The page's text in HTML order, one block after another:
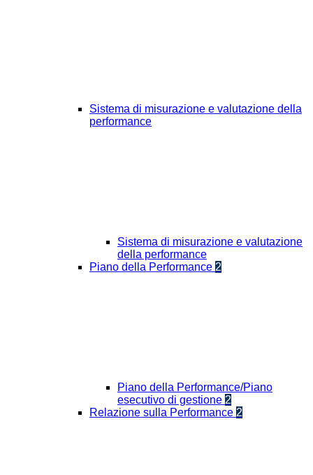
Sistema di misurazione e valutazione della
performance
Sistema di misurazione e valutazione
della performance
Piano della Performance 2
Piano della Performance/Piano
esecutivo di gestione 2
Relazione sulla Performance 2